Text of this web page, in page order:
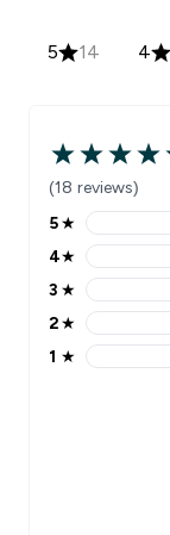
5 14 4
(18 reviews)
5★
4★
3 ★
2★
1 ★